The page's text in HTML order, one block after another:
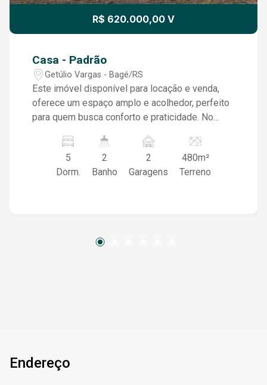
R$ 620.000,00 V
Casa - Padrão
Getúlio Vargas - Bagé/RS
Este imóvel disponível para locação e venda,
oferece um espaço amplo e acolhedor, perfeito
para quem busca conforto e praticidade. No
independentes, proporcionando privacidade e
versatilidade para diferentes necessidades. A
casa principal possui uma sala ampla com
uma lavanderia prática. Para lazer e encontros,
imóvel, oferecendo a oportunidade de
personalizá-lo ao seu estilo. Se você busca um
5
Dorm.
2
Banho
2
Garagens
480m²
Terreno
Endereço